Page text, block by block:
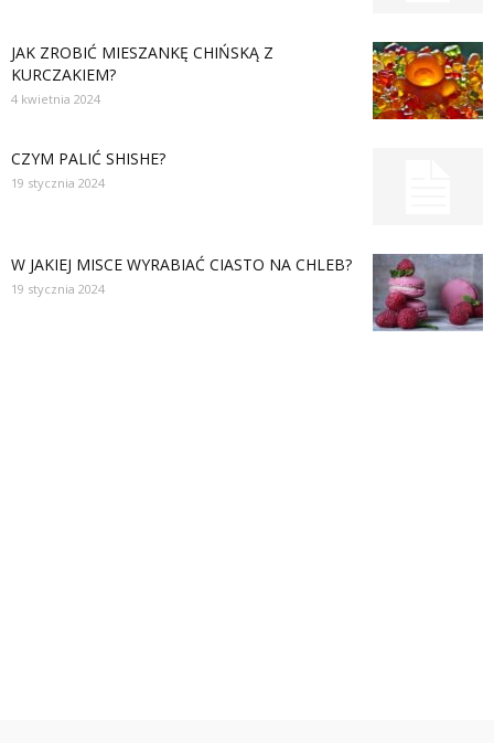
JAK ZROBIĆ MIESZANKĘ CHIŃSKĄ Z
KURCZAKIEM?
4 kwietnia 2024
CZYM PALIĆ SHISHE?
19 stycznia 2024
W JAKIEJ MISCE WYRABIAĆ CIASTO NA CHLEB?
19 stycznia 2024